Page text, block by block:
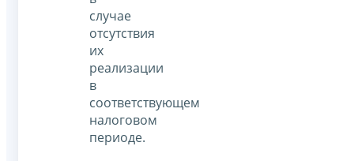
случае
отсутствия
их
реализации
в
соответствующем
налоговом
периоде.